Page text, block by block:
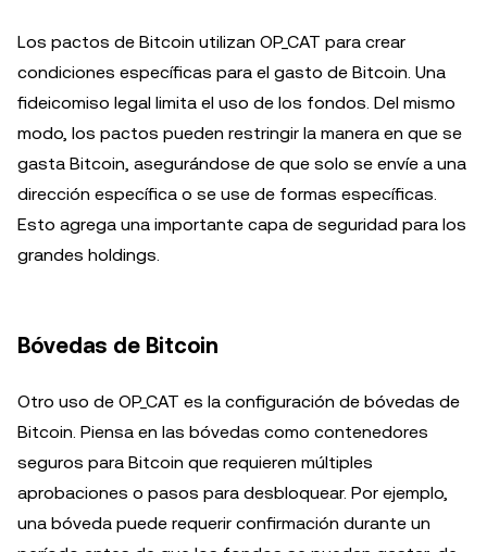
Los pactos de Bitcoin utilizan OP_CAT para crear
condiciones específicas para el gasto de Bitcoin. Una
fideicomiso legal limita el uso de los fondos. Del mismo
modo, los pactos pueden restringir la manera en que se
gasta Bitcoin, asegurándose de que solo se envíe a una
dirección específica o se use de formas específicas.
Esto agrega una importante capa de seguridad para los
grandes holdings.
Bóvedas de Bitcoin
Otro uso de OP_CAT es la configuración de bóvedas de
Bitcoin. Piensa en las bóvedas como contenedores
seguros para Bitcoin que requieren múltiples
aprobaciones o pasos para desbloquear. Por ejemplo,
una bóveda puede requerir confirmación durante un